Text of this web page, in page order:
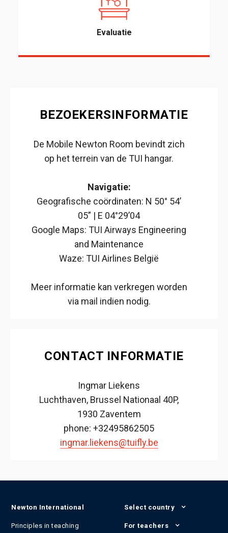
Evaluatie
BEZOEKERSINFORMATIE
De Mobile Newton Room bevindt zich
op het terrein van de TUI hangar.
Navigatie:
Geografische coördinaten: N 50° 54’
05” | E 04°29’04
Google Maps: TUI Airways Engineering
and Maintenance
Waze: TUI Airlines België
Meer informatie kan verkregen worden
via mail indien nodig.
CONTACT INFORMATIE
Ingmar Liekens
Luchthaven, Brussel Nationaal 40P,
1930 Zaventem
phone: +32495862505
ingmar.liekens@tuifly.be
Newton International
Principles in teaching
Select country
For teachers